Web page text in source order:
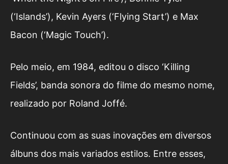
(‘Islands’), Kevin Ayers (‘Flying Start’) e Max
Bacon (‘Magic Touch’).
Pelo meio, em 1984, editou o disco ‘Killing
Fields’, banda sonora do filme do mesmo nome,
realizado por Roland Joffé.
Continuou com as suas inovações em diversos
álbuns dos mais variados estilos. Entre esses,